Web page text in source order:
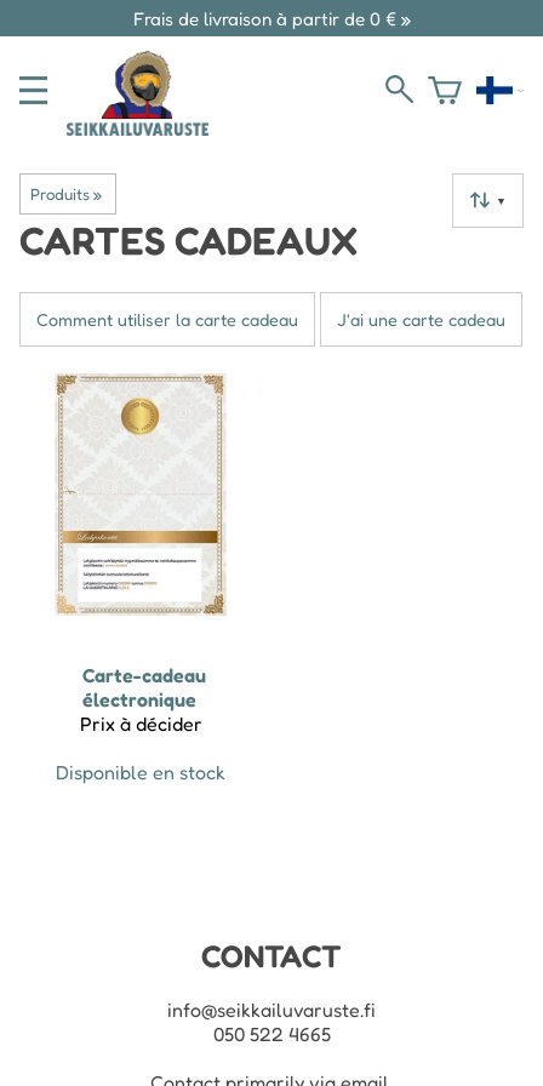
Frais de livraison à partir de 0 € »
Produits‪» ▼
CARTES CADEAUX
Comment utiliser la carte cadeau J'ai une carte cadeau
Carte-cadeau
électronique
Prix à décider
Disponible en stock
CONTACT
info@seikkailuvaruste.fi
050 522 4665